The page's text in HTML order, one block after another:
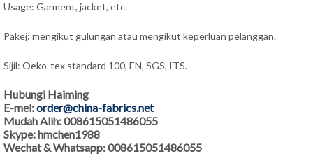
Usage: Garment, jacket, etc.
Pakej: mengikut gulungan atau mengikut keperluan pelanggan.
Sijil: Oeko-tex standard 100, EN, SGS, ITS.
Hubungi Haiming
E-mel:order@china-fabrics.net
Mudah Alih: 008615051486055
Skype: hmchen1988
Wechat & Whatsapp: 008615051486055